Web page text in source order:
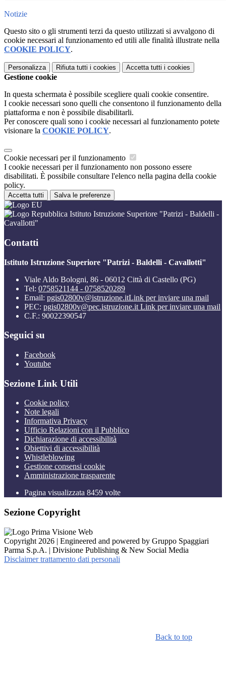
Notizie
Questo sito o gli strumenti terzi da questo utilizzati si avvalgono di
cookie necessari al funzionamento ed utili alle finalità illustrate nella
COOKIE POLICY.
Personalizza Rifiuta tutti i cookies Accetta tutti i cookies
Gestione cookie
In questa schermata è possibile scegliere quali cookie consentire.
I cookie necessari sono quelli che consentono il funzionamento della
piattaforma e non è possibile disabilitarli.
Per conoscere quali sono i cookie necessari al funzionamento potete
visionare la COOKIE POLICY.
Cookie necessari per il funzionamento
I cookie necessari per il funzionamento non possono essere
disabilitati. È possibile consultare l'elenco nella pagina della cookie
policy.
Accetta tutti Salva le preferenze
Istituto Istruzione Superiore "Patrizi - Baldelli -
Cavallotti"
Contatti
Istituto Istruzione Superiore "Patrizi - Baldelli - Cavallotti"
Viale Aldo Bologni, 86 - 06012 Città di Castello (PG)
Tel: 0758521144 - 0758520289
Email: pgis02800v@istruzione.itLink per inviare una mail
PEC: pgis02800v@pec.istruzione.it Link per inviare una mail
C.F.: 90022390547
Seguici su
Facebook
Youtube
Sezione Link Utili
Cookie policy
Note legali
Informativa Privacy
Ufficio Relazioni con il Pubblico
Dichiarazione di accessibilità
Obiettivi di accessibilità
Whistleblowing
Gestione consensi cookie
Amministrazione trasparente
Pagina visualizzata 8459 volte
Sezione Copyright
Copyright 2026 | Engineered and powered by Gruppo Spaggiari
Parma S.p.A. | Divisione Publishing & New Social Media
Disclaimer trattamento dati personali
Back to top